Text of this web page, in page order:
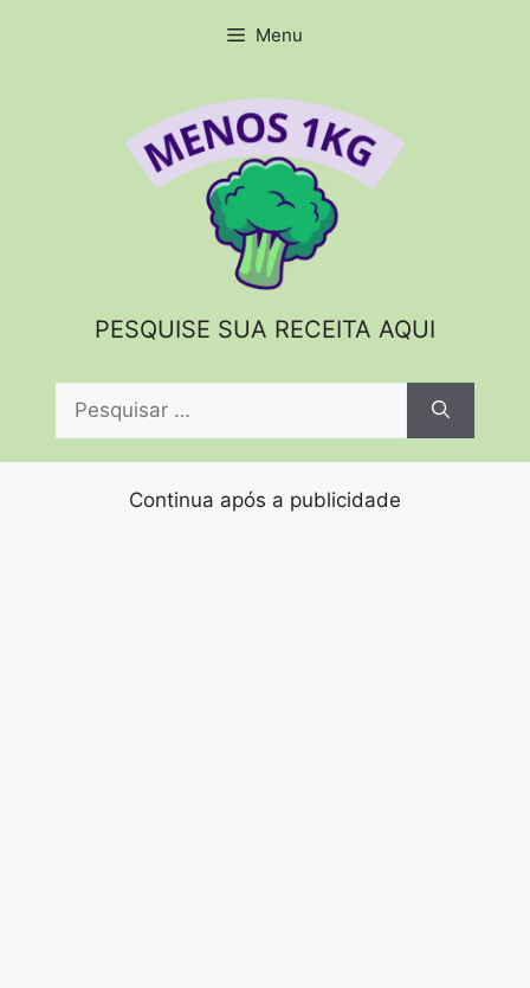
Menu
PESQUISE SUA RECEITA AQUI
Pesquisar
Continua após a publicidade